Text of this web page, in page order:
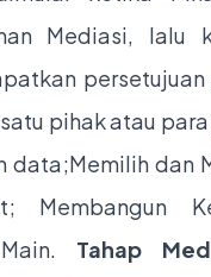
Mediasi, lalu
pihak atau
data;Memilih dan
Membangun
Tahap